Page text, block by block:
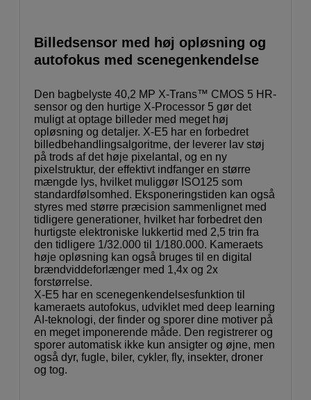
Billedsensor med høj opløsning og
autofokus med scenegenkendelse
Den bagbelyste 40,2 MP X-Trans™ CMOS 5 HR-
sensor og den hurtige X-Processor 5 gør det
muligt at optage billeder med meget høj
opløsning og detaljer. X-E5 har en forbedret
billedbehandlingsalgoritme, der leverer lav støj
på trods af det høje pixelantal, og en ny
pixelstruktur, der effektivt indfanger en større
mængde lys, hvilket muliggør ISO125 som
standardfølsomhed. Eksponeringstiden kan også
styres med større præcision sammenlignet med
tidligere generationer, hvilket har forbedret den
hurtigste elektroniske lukkertid med 2,5 trin fra
den tidligere 1/32.000 til 1/180.000. Kameraets
høje opløsning kan også bruges til en digital
brændviddeforlænger med 1,4x og 2x
forstørrelse.
X-E5 har en scenegenkendelsesfunktion til
kameraets autofokus, udviklet med deep learning
AI-teknologi, der finder og sporer dine motiver på
en meget imponerende måde. Den registrerer og
sporer automatisk ikke kun ansigter og øjne, men
også dyr, fugle, biler, cykler, fly, insekter, droner
og tog.